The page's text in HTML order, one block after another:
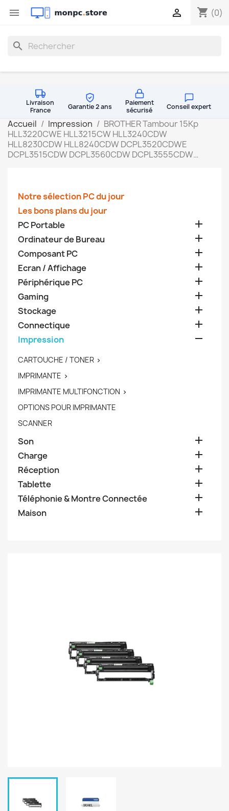
 shopping_cart (0)

search
Livraison
France
Garantie 2 ans
Paiement
sécurisé
Conseil expert
Accueil Impression
BROTHER Tambour 15Kp
HLL3220CWE HLL3215CW HLL3240CDW
HLL8230CDW HLL8240CDW DCPL3520CDWE
DCPL3515CDW DCPL3560CDW DCPL3555CDW…
Notre sélection PC du jour
Les bons plans du jour
PC Portable

Ordinateur de Bureau 
Composant PC 
Ecran / Affichage 
Périphérique PC 
Gaming 
Stockage 
Connectique 
Impression 
CARTOUCHE / TONER 
IMPRIMANTE 
IMPRIMANTE MULTIFONCTION 
OPTIONS POUR IMPRIMANTE
SCANNER
Son 
Charge 
Réception 
Tablette 
Téléphonie & Montre Connectée 
Maison 